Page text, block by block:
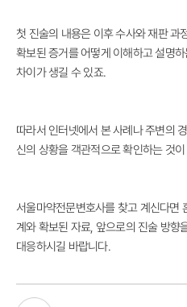
첫 진술의 내용은 이후 수사와 재판 과
확보된 증거를 어떻게 이해하고 설명
차이가 생길 수 있죠.
따라서 인터넷에서 본 사례나 주변의
신의 상황을 객관적으로 확인하는 것
서울마약전문변호사를 찾고 계신다면
계와 확보된 자료, 앞으로의 진술 방향
대응하시길 바랍니다.